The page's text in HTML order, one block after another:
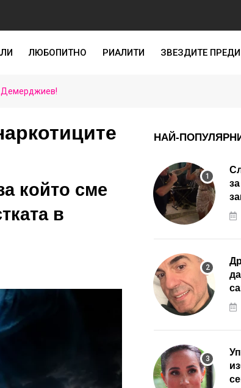
ЛЮБОПИТНО РИАЛИТИ ЗВЕЗДИТЕ ПРЕДИ
Демерджиев!
който сме
в
НАЙ-